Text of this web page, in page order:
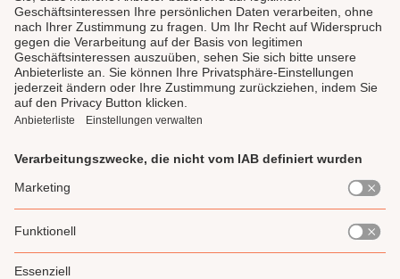
LAUX DELI
SERVICE
GENIESSEN
UNSERE LIEBLINGE